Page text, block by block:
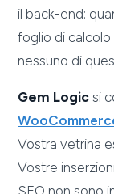
il back-end:
foglio di calcolo
nessuno di
Gem Logic si
Vostra vetrina
Vostre